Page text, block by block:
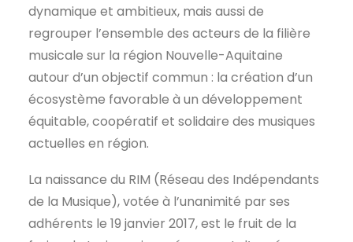
dynamique et ambitieux, mais aussi de
regrouper l’ensemble des acteurs de la filière
musicale sur la région Nouvelle-Aquitaine
autour d’un objectif commun : la création d’un
écosystème favorable à un développement
équitable, coopératif et solidaire des musiques
actuelles en région.
La naissance du RIM (Réseau des Indépendants
de la Musique), votée à l’unanimité par ses
adhérents le 19 janvier 2017, est le fruit de la